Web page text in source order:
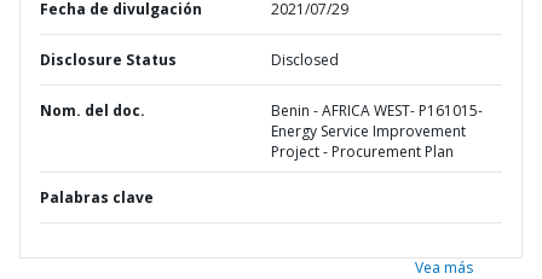
Fecha de divulgación 2021/07/29
Disclosure Status Disclosed
Nom. del doc.
Benin - AFRICA WEST- P161015-
Energy Service Improvement
Project - Procurement Plan
Palabras clave
Vea más